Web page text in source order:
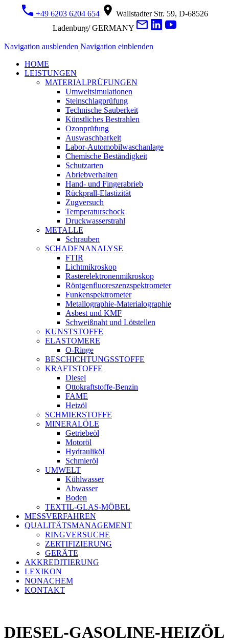
+49 6203 6204 654
Wallstadter Str. 59, D-68526
Ladenburg/ GERMANY
Navigation ausblenden Navigation einblenden
HOME
LEISTUNGEN
MATERIALPRÜFUNGEN
Umweltsimulationen
Steinschlagprüfung
Technische Sauberkeit
Künstliches Bestrahlen
Ozonprüfung
Auswaschbarkeit
Labor-Automobilwaschanlage
Chemische Beständigkeit
Schutzarten
Abriebverhalten
Hand- und Fingerabrieb
Rückprall-Elastizität
Zugversuch
Temperaturschock
Druckwasserstrahl
METALLE
Schrauben
SCHADENANALYSE
FTIR
Lichtmikroskop
Rasterelektronenmikroskop
Röntgenfluoreszenzspektrometer
Funkenspektrometer
Metallographie-Materialographie
Asbest und KMF
Schweißnaht und Lötstellen
KUNSTSTOFFE
ELASTOMERE
O-Ringe
BESCHICHTUNGSSTOFFE
KRAFTSTOFFE
Diesel
Ottokraftstoffe-Benzin
FAME
Heizöl
SCHMIERSTOFFE
MINERALÖLE
Getriebeöl
Motoröl
Hydrauliköl
Schmieröl
UMWELT
Kühlwasser
Abwasser
Boden
TEXTIL-GLAS-MÖBEL
MESSVERFAHREN
QUALITÄTSMANAGEMENT
RINGVERSUCHE
ZERTIFIZIERUNG
GERÄTE
AKKREDITIERUNG
LEXIKON
NONACHEM
KONTAKT
DIESEL-GASOLINE-HEIZÖL